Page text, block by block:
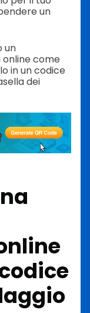
un
un
come
in un codice
dei